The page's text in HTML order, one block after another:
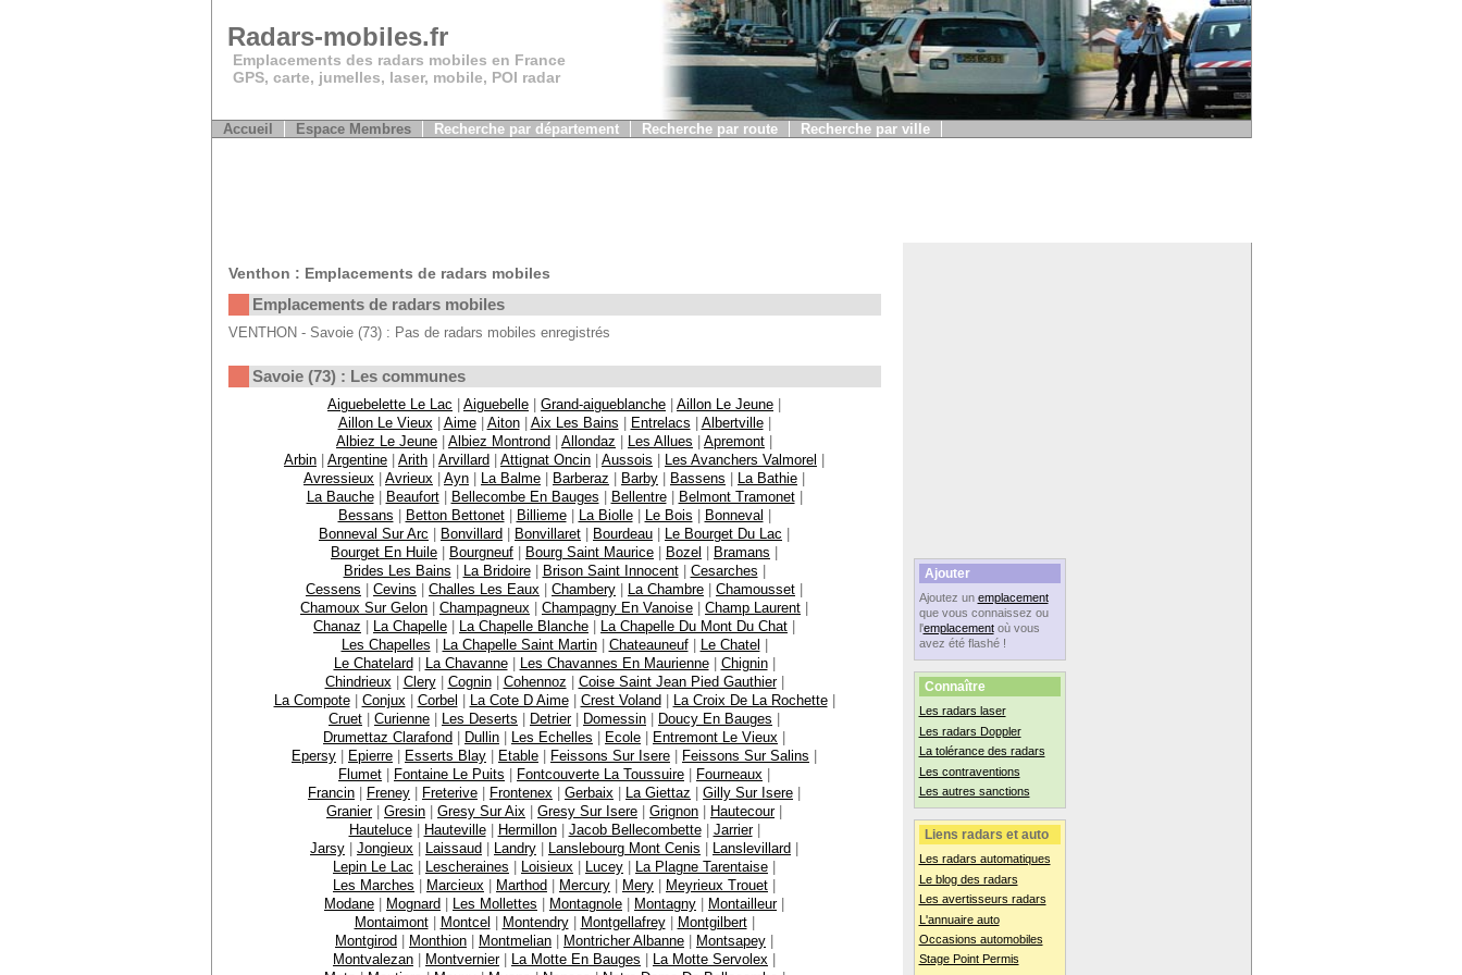
Radars-mobiles.fr
Emplacements des radars mobiles en France
GPS, carte, jumelles, laser, mobile, POI radar
Accueil Espace Membres Recherche par département Recherche par route Recherche par ville
Ajouter
Ajoutez un emplacement
que vous connaissez ou
l'emplacementoù vous
avez été flashé !
Connaître
Les radars laser
Les radars Doppler
La tolérance des radars
Les contraventions
Les autres sanctions
Liens radars et auto
Les radars automatiques
Le blog des radars
Les avertisseurs radars
L'annuaire auto
Occasions automobiles
Stage Point Permis
Venthon : Emplacements de radars mobiles
Emplacements de radars mobiles
VENTHON - Savoie (73) : Pas de radars mobiles enregistrés
Savoie (73) : Les communes
Aiguebelette Le Lac | Aiguebelle | Grand-aigueblanche | Aillon Le Jeune |
Aillon Le Vieux | Aime| Aiton| Aix Les Bains | Entrelacs | Albertville|
Albiez Le Jeune | Albiez Montrond | Allondaz | Les Allues | Apremont |
Arbin | Argentine | Arith | Arvillard | Attignat Oncin | Aussois | Les Avanchers Valmorel |
Avressieux | Avrieux | Ayn | La Balme | Barberaz | Barby | Bassens | La Bathie |
La Bauche| Beaufort| Bellecombe En Bauges | Bellentre| Belmont Tramonet|
Bessans | Betton Bettonet| Billieme| La Biolle| Le Bois | Bonneval |
Bonneval Sur Arc | Bonvillard | Bonvillaret | Bourdeau | Le Bourget Du Lac |
Bourget En Huile | Bourgneuf | Bourg Saint Maurice | Bozel | Bramans |
Brides Les Bains | La Bridoire| Brison Saint Innocent| Cesarches |
Cessens | Cevins | Challes Les Eaux | Chambery | La Chambre | Chamousset |
Chamoux Sur Gelon | Champagneux | Champagny En Vanoise | Champ Laurent |
Chanaz | La Chapelle | La Chapelle Blanche | La Chapelle Du Mont Du Chat |
Les Chapelles | La Chapelle Saint Martin| Chateauneuf| Le Chatel |
Le Chatelard| La Chavanne| Les Chavannes En Maurienne| Chignin|
Chindrieux | Clery| Cognin| Cohennoz | Coise Saint Jean Pied Gauthier|
La Compote| Conjux | Corbel | La Cote D Aime| Crest Voland| La Croix De La Rochette|
Cruet | Curienne | Les Deserts | Detrier| Domessin | Doucy En Bauges |
Drumettaz Clarafond | Dullin | Les Echelles | Ecole | Entremont Le Vieux |
Epersy | Epierre | Esserts Blay | Etable | Feissons Sur Isere | Feissons Sur Salins |
Flumet | Fontaine Le Puits | Fontcouverte La Toussuire | Fourneaux |
Francin | Freney | Freterive | Frontenex | Gerbaix | La Giettaz | Gilly Sur Isere |
Granier| Gresin | Gresy Sur Aix | Gresy Sur Isere | Grignon | Hautecour|
Hauteluce| Hauteville| Hermillon| Jacob Bellecombette| Jarrier|
Jarsy | Jongieux | Laissaud | Landry | Lanslebourg Mont Cenis | Lanslevillard |
Lepin Le Lac | Lescheraines | Loisieux | Lucey | La Plagne Tarentaise |
Les Marches | Marcieux | Marthod | Mercury | Mery | Meyrieux Trouet |
Modane | Mognard | Les Mollettes | Montagnole | Montagny | Montailleur|
Montaimont| Montcel | Montendry| Montgellafrey| Montgilbert|
Montgirod | Monthion | Montmelian | Montricher Albanne | Montsapey |
Montvalezan | Montvernier| La Motte En Bauges | La Motte Servolex |